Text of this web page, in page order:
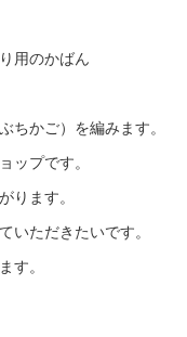
用のかばん
ちかご）を編みます。
ップです。
ります。
いただきたいです。
す。